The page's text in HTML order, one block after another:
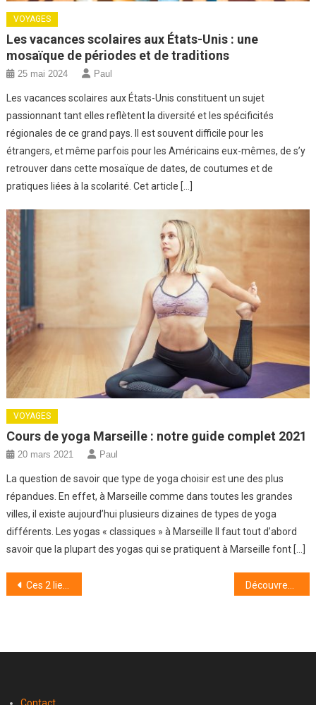
VOYAGES
Les vacances scolaires aux États-Unis : une
mosaïque de périodes et de traditions
25 mai 2024 Paul
Les vacances scolaires aux États-Unis constituent un sujet
passionnant tant elles reflètent la diversité et les spécificités
régionales de ce grand pays. Il est souvent difficile pour les
étrangers, et même parfois pour les Américains eux-mêmes, de s’y
retrouver dans cette mosaïque de dates, de coutumes et de
pratiques liées à la scolarité. Cet article […]
VOYAGES
Cours de yoga Marseille : notre guide complet 2021
20 mars 2021 Paul
La question de savoir que type de yoga choisir est une des plus
répandues. En effet, à Marseille comme dans toutes les grandes
villes, il existe aujourd’hui plusieurs dizaines de types de yoga
différents. Les yogas « classiques » à Marseille Il faut tout d’abord
savoir que la plupart des yogas qui se pratiquent à Marseille font […]
Navigation
Ces 2 lieux peu connus en Provence-Alpes-Côte d’Azur méritent d’être explorés Découvrez les villages les plus enchanteurs des Côtes-d’Armor